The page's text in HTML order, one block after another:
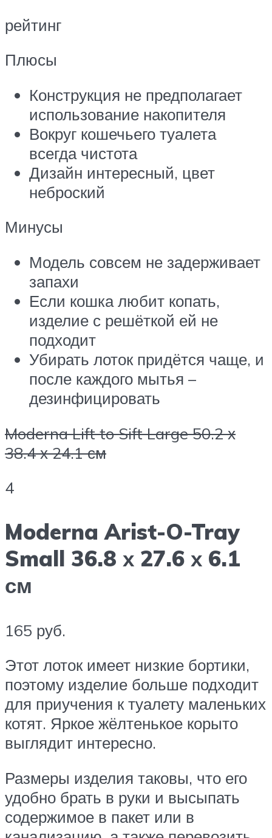
рейтинг
Плюсы
Конструкция не предполагает
использование накопителя
Вокруг кошечьего туалета
всегда чистота
Дизайн интересный, цвет
неброский
Минусы
Модель совсем не задерживает
запахи
Если кошка любит копать,
изделие с решёткой ей не
подходит
Убирать лоток придётся чаще, и
после каждого мытья –
дезинфицировать
Moderna Lift to Sift Large 50.2 х
38.4 х 24.1 см
4
Moderna Arist-O-Tray
Small 36.8 х 27.6 х 6.1
см
165 руб.
Этот лоток имеет низкие бортики,
поэтому изделие больше подходит
для приучения к туалету маленьких
котят. Яркое жёлтенькое корыто
выглядит интересно.
Размеры изделия таковы, что его
удобно брать в руки и высыпать
содержимое в пакет или в